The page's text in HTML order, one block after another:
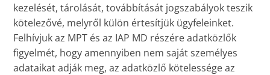
kezelését, tárolását, továbbítását jogszabályok teszik
kötelezővé, melyről külön értesítjük ügyfeleinket.
Felhívjuk az MPT és az IAP MD részére adatközlők
figyelmét, hogy amennyiben nem saját személyes
adataikat adják meg, az adatközlő kötelessége az